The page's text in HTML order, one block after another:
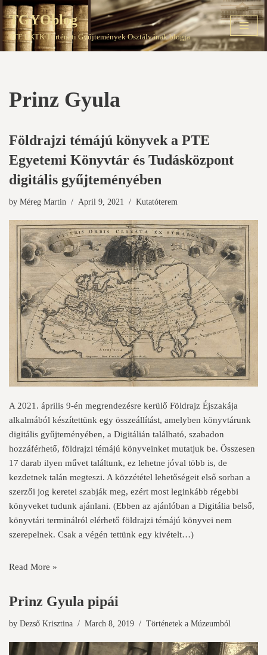
Skip
to
TGYOblog
PTE EKTK Történeti Gyűjtemények Osztályának blogja
Prinz Gyula
Földrajzi témájú könyvek a PTE
Egyetemi Könyvtár és Tudásközpont
digitális gyűjteményében
by Méreg Martin April 9, 2021 Kutatóterem
A 2021. április 9-én megrendezésre kerülő Földrajz Éjszakája
alkalmából készítettünk egy összeállítást, amelyben könyvtárunk
digitális gyűjteményében, a Digitálián található, szabadon
hozzáférhető, földrajzi témájú könyveinket mutatjuk be. Összesen
17 darab ilyen művet találtunk, ez lehetne jóval több is, de
kezdetnek talán megteszi. A közzététel lehetőségeit első sorban a
szerzői jog keretei szabják meg, ezért most leginkább régebbi
könyveket tudunk ajánlani. (Ebben az ajánlóban a Digitália belső,
könyvtári terminálról elérhető földrajzi témájú könyvei nem
szerepelnek. Csak a végén tettünk egy kivételt…)
Read More »
Prinz Gyula pipái
by Dezső Krisztina March 8, 2019 Történetek a Múzeumból